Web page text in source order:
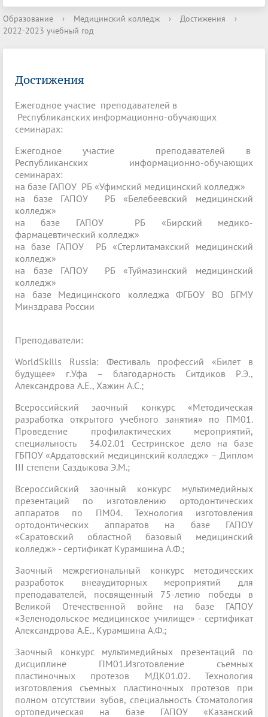
Образование › Медицинский колледж › Достижения
›
2022-2023 учебный год
Достижения
Ежегодное участие преподавателей в
Республиканских информационно-обучающих
семинарах:
Ежегодное участие преподавателей в
Республиканских информационно-обучающих
семинарах:
на базе ГАПОУ РБ «Уфимский медицинский колледж»
на базе ГАПОУ РБ «Белебеевский медицинский
колледж»
на базе ГАПОУ РБ «Бирский медико-
фармацевтический колледж»
на базе ГАПОУ РБ «Стерлитамакский медицинский
колледж»
на базе ГАПОУ РБ «Туймазинский медицинский
колледж»
на базе Медицинского колледжа ФГБОУ ВО БГМУ
Минздрава России
Преподаватели:
WorldSkills Russia: Фестиваль профессий «Билет в
будущее» г.Уфа – благодарность Ситдиков Р.Э.,
Александрова А.Е., Хажин А.С.;
Всероссийский заочный конкурс «Методическая
разработка открытого учебного занятия» по ПМ01.
Проведение профилактических мероприятий,
специальность 34.02.01 Сестринское дело на базе
ГБПОУ «Ардатовский медицинский колледж» – Диплом
III степени Саздыкова Э.М.;
Всероссийский заочный конкурс мультимедийных
презентаций по изготовлению ортодонтических
аппаратов по ПМ04. Технология изготовления
ортодонтических аппаратов на базе ГАПОУ
«Саратовский областной базовый медицинский
колледж» - сертификат Курамшина А.Ф.;
Заочный межрегиональный конкурс методических
разработок внеаудиторных мероприятий для
преподавателей, посвященный 75-летию победы в
Великой Отечественной войне на базе ГАПОУ
«Зеленодольское медицинское училище» - сертификат
Александрова А.Е., Курамшина А.Ф.;
Заочный конкурс мультимедийных презентаций по
дисциплине ПМ01.Изготовление съемных
пластиночных протезов МДК01.02. Технология
изготовления съемных пластиночных протезов при
полном отсутствии зубов, специальность Стоматология
ортопедическая на базе ГАПОУ «Казанский